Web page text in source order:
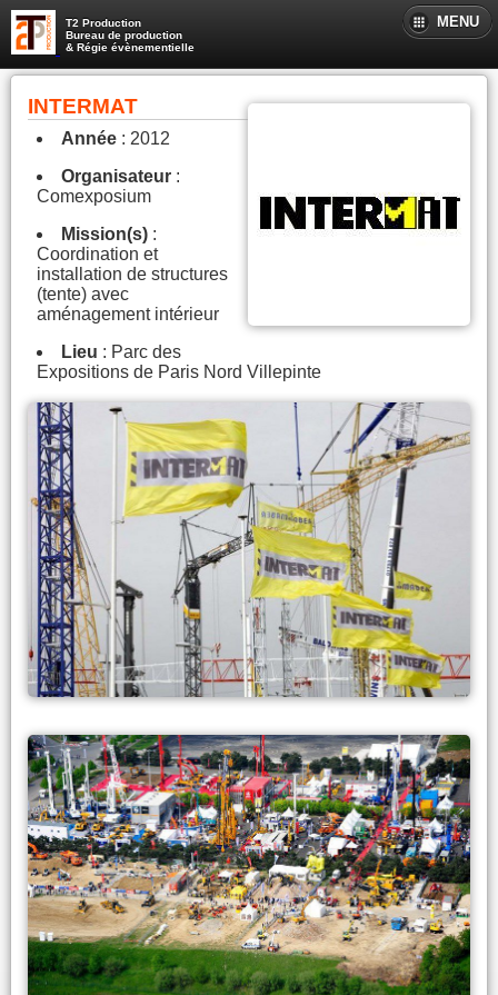
T2 Production
Bureau de production
& Régie évènementielle
MENU
INTERMAT
Année : 2012
Organisateur :
Comexposium
Mission(s) :
Coordination et
installation de structures
(tente) avec
aménagement intérieur
Lieu : Parc des
Expositions de Paris Nord Villepinte